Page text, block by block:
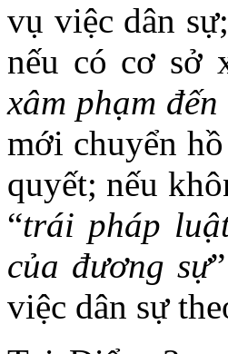
vụ việc dân
nếu có cơ sở
xâm phạm
mới chuyển
quyết; nếu
“trái pháp
của đương sự
việc dân sự